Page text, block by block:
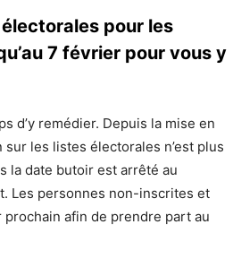
pour les
7 février pour vous y
d’y remédier. Depuis la mise en
les listes électorales n’est plus
la date butoir est arrêté au
Les personnes non-inscrites et
prochain afin de prendre part au